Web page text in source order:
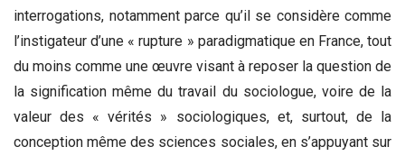
interrogations, notamment parce qu’il se considère comme
l’instigateur d’une « rupture » paradigmatique en France, tout
du moins comme une œuvre visant à reposer la question de
la signification même du travail du sociologue, voire de la
valeur des « vérités » sociologiques, et, surtout, de la
conception même des sciences sociales, en s’appuyant sur